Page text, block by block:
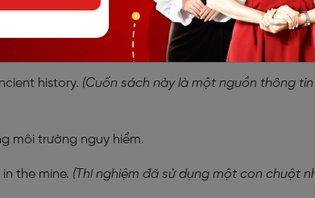
phú.
history. (Cuốn sách này là một nguồn thông tin
môi trường nguy hiểm.
the mine. (Thí nghiệm đã sử dụng một con chuột